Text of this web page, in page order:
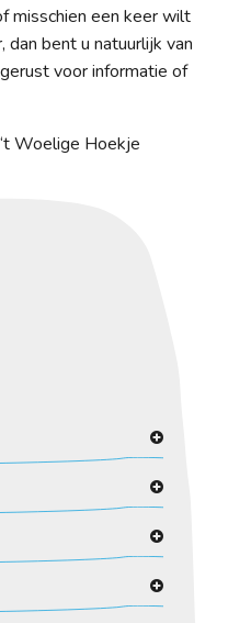
misschien een keer wilt
bent u natuurlijk van
voor informatie of
Woelige Hoekje